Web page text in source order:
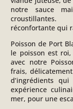
notre sauce
croustillantes.
réconfortante qui
Poisson de Port
le poisson est
avec notre
frais,
d’ingrédients
expérience
mer, pour une